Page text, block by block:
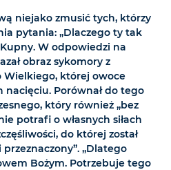
niejako zmusić tych, którzy
pytania: „Dlaczego ty tak
Kupny. W odpowiedzi na
obraz sykomory z
Wielkiego, której owoce
Porównał do tego
który również „bez
potrafi o własnych siłach
do której został
„Dlatego
Bożym. Potrzebuje tego